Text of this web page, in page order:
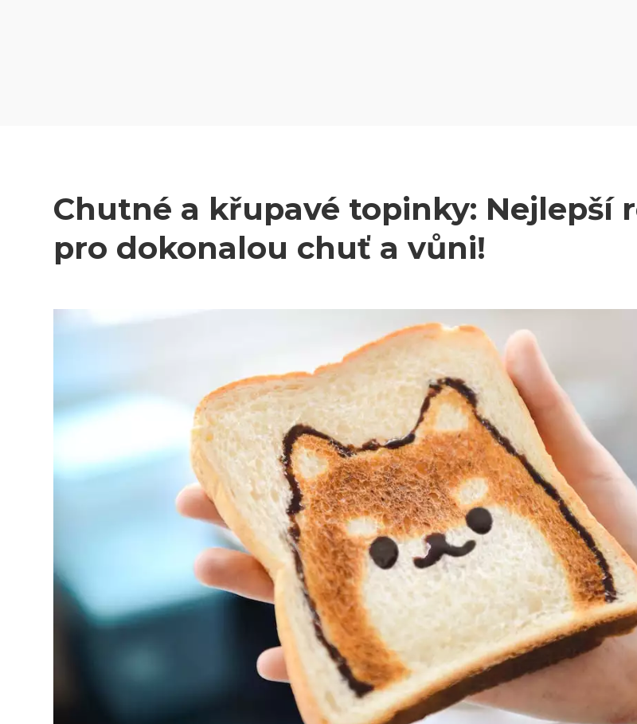
Chutné a křupavé topinky: Nejlepší
pro dokonalou chuť a vůni!